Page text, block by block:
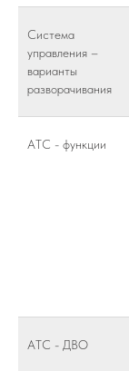
Система
управления –
варианты
разворачивания
АТС - функции
АТС - ДВО